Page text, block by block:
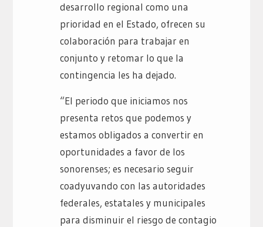
desarrollo regional como una
prioridad en el Estado, ofrecen su
colaboración para trabajar en
conjunto y retomar lo que la
contingencia les ha dejado.
“El periodo que iniciamos nos
presenta retos que podemos y
estamos obligados a convertir en
oportunidades a favor de los
sonorenses; es necesario seguir
coadyuvando con las autoridades
federales, estatales y municipales
para disminuir el riesgo de contagio